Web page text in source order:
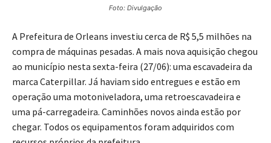
Foto: Divulgação
A Prefeitura de Orleans investiu cerca de R$ 5,5 milhões na
compra de máquinas pesadas. A mais nova aquisição chegou
ao município nesta sexta-feira (27/06): uma escavadeira da
marca Caterpillar. Já haviam sido entregues e estão em
operação uma motoniveladora, uma retroescavadeira e
uma pá-carregadeira. Caminhões novos ainda estão por
chegar. Todos os equipamentos foram adquiridos com